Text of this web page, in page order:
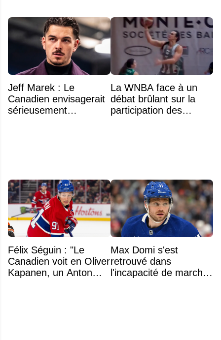
Jeff Marek : Le
Canadien envisagerait
sérieusement
La WNBA face à un
débat brûlant sur la
participation des
Félix Séguin : "Le
Canadien voit en Oliver
Kapanen, un Anton
Max Domi s'est
retrouvé dans
l'incapacité de marcher